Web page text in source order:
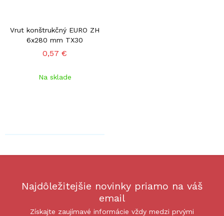
Vrut konštrukčný EURO ZH
6x280 mm TX30
0,57 €
Na sklade
Najdôležitejšie novinky priamo na váš
email
Získajte zaujímavé informácie vždy medzi prvými